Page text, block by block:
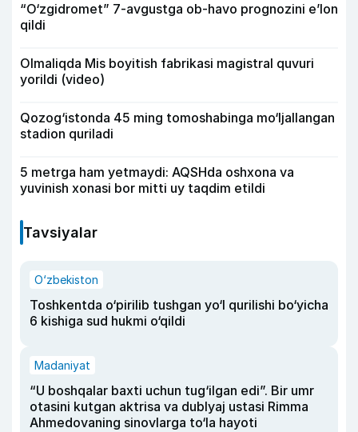
“O‘zgidromet” 7-avgustga ob-havo prognozini e’lon
qildi
Olmaliqda Mis boyitish fabrikasi magistral quvuri
yorildi (video)
Qozog‘istonda 45 ming tomoshabinga mo‘ljallangan
stadion quriladi
5 metrga ham yetmaydi: AQSHda oshxona va
yuvinish xonasi bor mitti uy taqdim etildi
Tavsiyalar
O‘zbekiston
Toshkentda o‘pirilib tushgan yo‘l qurilishi bo‘yicha
6 kishiga sud hukmi o‘qildi
Madaniyat
“U boshqalar baxti uchun tug‘ilgan edi”. Bir umr
otasini kutgan aktrisa va dublyaj ustasi Rimma
Ahmedovaning sinovlarga to‘la hayoti